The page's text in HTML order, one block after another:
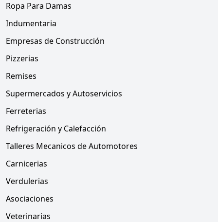
Ropa Para Damas
Indumentaria
Empresas de Construcción
Pizzerias
Remises
Supermercados y Autoservicios
Ferreterias
Refrigeración y Calefacción
Talleres Mecanicos de Automotores
Carnicerias
Verdulerias
Asociaciones
Veterinarias